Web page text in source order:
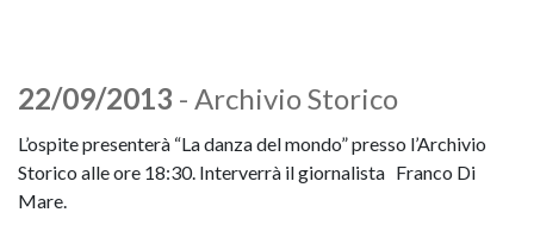
22/09/2013 - Archivio Storico
L’ospite presenterà “La danza del mondo” presso l’Archivio
Storico alle ore 18:30. Interverrà il giornalista Franco Di
Mare.